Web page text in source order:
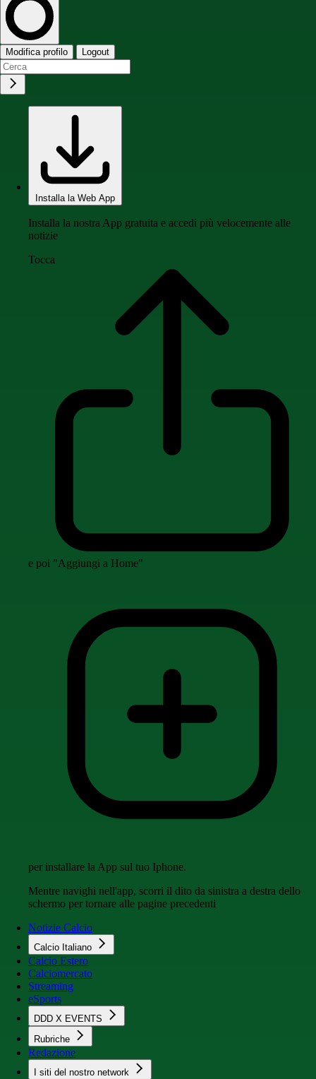
Modifica profilo Logout
Installa la Web App
Installa la nostra App gratuita e accedi più velocemente alle
notizie
Tocca
e poi "Aggiungi a Home"
per installare la App sul tuo Iphone.
Mentre navighi nell'app, scorri il dito da sinistra a destra dello
schermo per tornare alle pagine precedenti
Notizie Calcio
Calcio Italiano
Calcio Estero
Calciomercato
Streaming
eSports
DDD X EVENTS
Rubriche
Redazione
I siti del nostro network